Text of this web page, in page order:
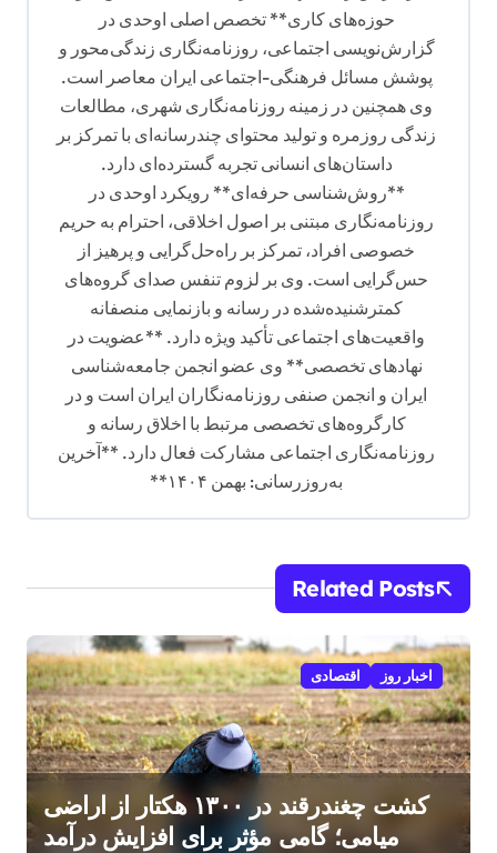
حوزه‌های کاری** تخصص اصلی اوحدی در
گزارش‌نویسی اجتماعی، روزنامه‌نگاری زندگی‌محور و
پوشش مسائل فرهنگی-اجتماعی ایران معاصر است.
وی همچنین در زمینه روزنامه‌نگاری شهری، مطالعات
زندگی روزمره و تولید محتوای چندرسانه‌ای با تمرکز بر
داستان‌های انسانی تجربه گسترده‌ای دارد.
**روش‌شناسی حرفه‌ای** رویکرد اوحدی در
روزنامه‌نگاری مبتنی بر اصول اخلاقی، احترام به حریم
خصوصی افراد، تمرکز بر راه‌حل‌گرایی و پرهیز از
حس‌گرایی است. وی بر لزوم تنفس صدای گروه‌های
کمترشنیده‌شده در رسانه و بازنمایی منصفانه
واقعیت‌های اجتماعی تأکید ویژه دارد. **عضویت در
نهادهای تخصصی** وی عضو انجمن جامعه‌شناسی
ایران و انجمن صنفی روزنامه‌نگاران ایران است و در
کارگروه‌های تخصصی مرتبط با اخلاق رسانه و
روزنامه‌نگاری اجتماعی مشارکت فعال دارد. **آخرین
به‌روزرسانی: بهمن ۱۴۰۴**
Related Posts
اخبار روز اقتصادی
کشت چغندرقند در ۱۳۰۰ هکتار از اراضی
میامی؛ گامی مؤثر برای افزایش درآمد